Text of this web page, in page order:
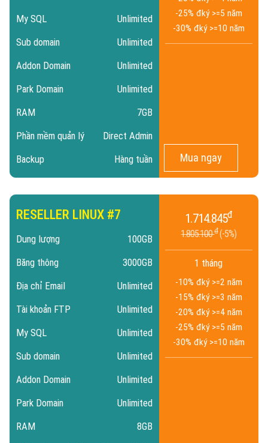
My SQL
Unlimited
Sub domain
Unlimited
Addon Domain
Unlimited
Park Domain
Unlimited
RAM
7GB
Phần mềm quản lý
Direct Admin
Backup
Hàng tuần
-25% đký >=5 năm
-30% đký >=10 năm
Mua ngay
RESELLER LINUX #7
Dung lượng
100GB
Băng thông
3000GB
Địa chỉ Email
Unlimited
Tài khoản FTP
Unlimited
My SQL
Unlimited
Sub domain
Unlimited
Addon Domain
Unlimited
Park Domain
Unlimited
RAM
8GB
1.714.845đ
1.805.100đ 5%
1 tháng
-10% đký >=2 năm
-15% đký >=3 năm
-20% đký >=4 năm
-25% đký >=5 năm
-30% đký >=10 năm